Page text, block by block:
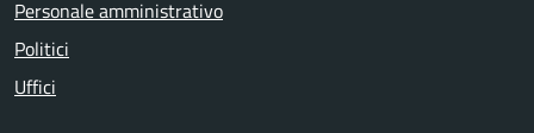
Personale amministrativo
Politici
Uffici